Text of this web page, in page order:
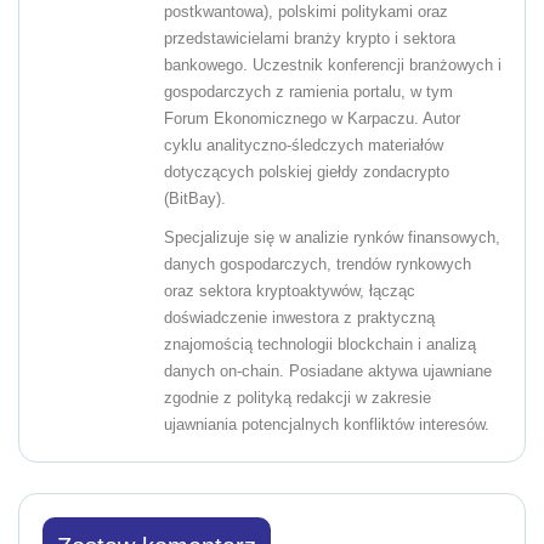
postkwantowa), polskimi politykami oraz
przedstawicielami branży krypto i sektora
bankowego. Uczestnik konferencji branżowych i
gospodarczych z ramienia portalu, w tym
Forum Ekonomicznego w Karpaczu. Autor
cyklu analityczno-śledczych materiałów
dotyczących polskiej giełdy zondacrypto
(BitBay).
Specjalizuje się w analizie rynków finansowych,
danych gospodarczych, trendów rynkowych
oraz sektora kryptoaktywów, łącząc
doświadczenie inwestora z praktyczną
znajomością technologii blockchain i analizą
danych on-chain. Posiadane aktywa ujawniane
zgodnie z polityką redakcji w zakresie
ujawniania potencjalnych konfliktów interesów.